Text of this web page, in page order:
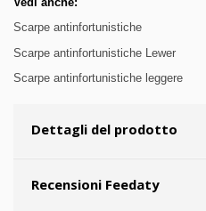
Scarpe antinfortunistiche
Scarpe antinfortunistiche Lewer
Scarpe antinfortunistiche leggere
Dettagli del prodotto
Recensioni Feedaty